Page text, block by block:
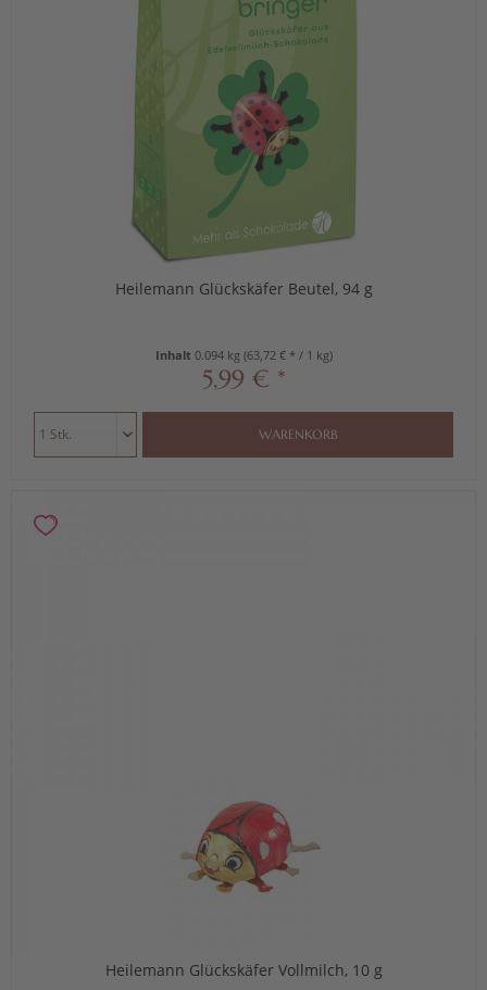
Heilemann Glückskäfer Beutel, 94 g
Inhalt 0.094 kg (63,72 € * / 1 kg)
5,99 € *
WARENKORB
Heilemann Glückskäfer Vollmilch, 10 g